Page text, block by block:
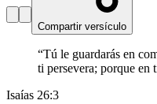
Compartir versículo
“Tú le guardarás en
ti persevera; porque en
Isaías 26:3